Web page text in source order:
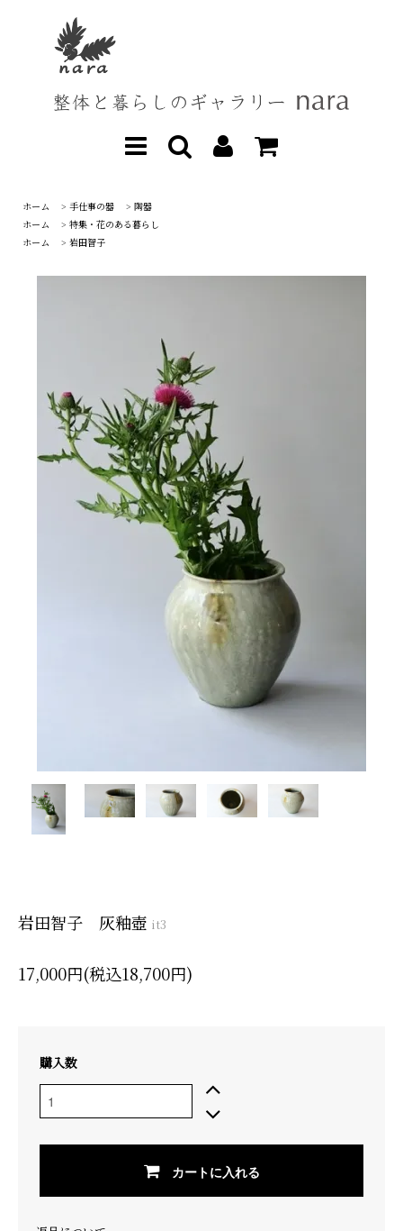
ホーム > 手仕事の器 > 陶器
ホーム
> 特集・花のある暮らし
ホーム
> 岩田智子
岩田智子 灰釉壺 it3
17,000円(税込18,700円)
購入数
カートに入れる